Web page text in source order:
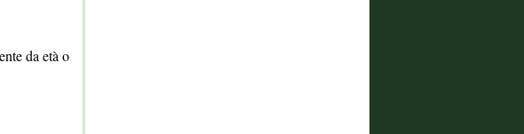
da età o